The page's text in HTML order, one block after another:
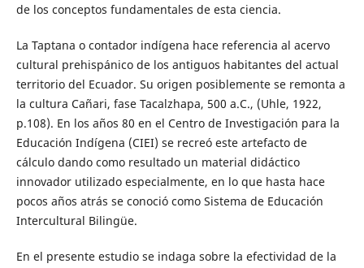
de los conceptos fundamentales de esta ciencia.
La Taptana o contador indígena hace referencia al acervo
cultural prehispánico de los antiguos habitantes del actual
territorio del Ecuador. Su origen posiblemente se remonta a
la cultura Cañari, fase Tacalzhapa, 500 a.C., (Uhle, 1922,
p.108). En los años 80 en el Centro de Investigación para la
Educación Indígena (CIEI) se recreó este artefacto de
cálculo dando como resultado un material didáctico
innovador utilizado especialmente, en lo que hasta hace
pocos años atrás se conoció como Sistema de Educación
Intercultural Bilingüe.
En el presente estudio se indaga sobre la efectividad de la